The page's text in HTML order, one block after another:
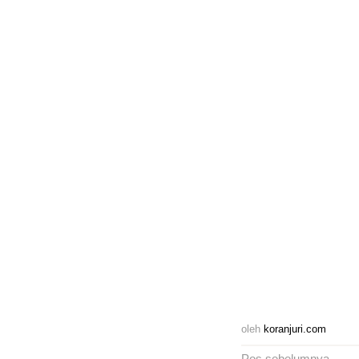
oleh koranjuri.com